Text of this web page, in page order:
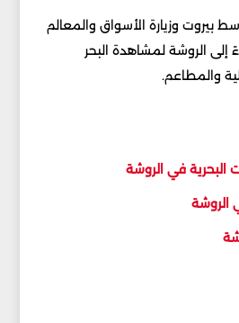
بيروت وزيارة الأسواق والمعالم
إلى الروشة لمشاهدة البحر
والمطاعم.
في الروشة